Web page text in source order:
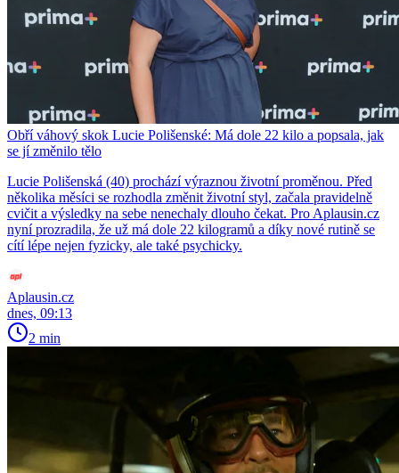
Obří váhový skok Lucie Polišenské: Má dole 22 kilo a popsala, jak
se jí změnilo tělo
Lucie Polišenská (40) prochází výraznou životní proměnou. Před
několika měsíci se rozhodla změnit životní styl, začala pravidelně
cvičit a výsledky na sebe nenechaly dlouho čekat. Pro Aplausin.cz
nyní prozradila, že už má dole 22 kilogramů a díky nové rutině se
cítí lépe nejen fyzicky, ale také psychicky.
Aplausin.cz
dnes, 09:13
2 min